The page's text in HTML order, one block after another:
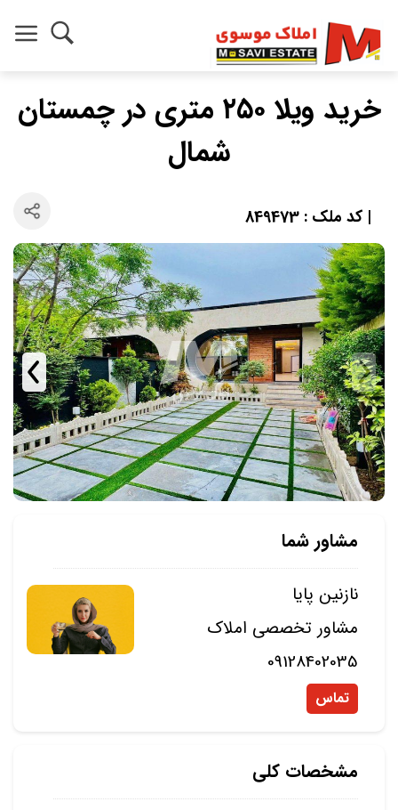
خرید ویلا ۲۵۰ متری در چمستان
شمال
| کد ملک : 849473
مشاور شما
نازنین پایا
مشاور تخصصی املاک
09128402035
تماس
مشخصات کلی